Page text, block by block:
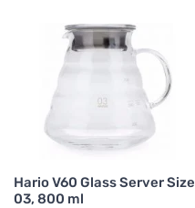
Hario V60 Glass Server Size
03, 800 ml